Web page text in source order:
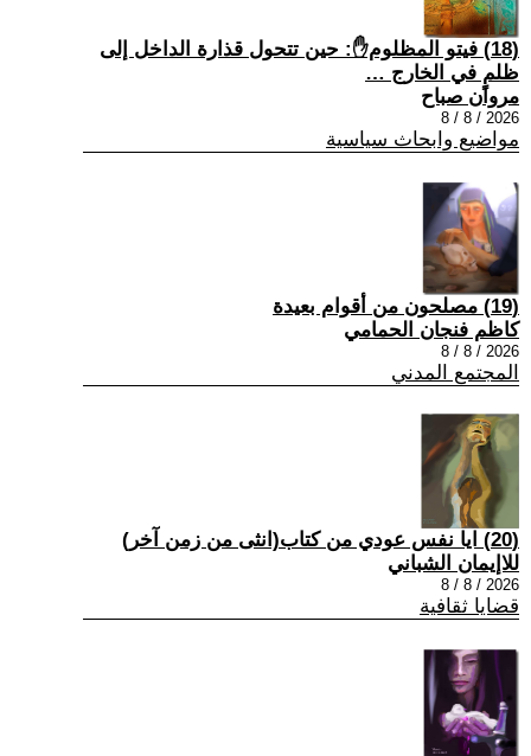
(18) فيتو المظلوم✋: حين تتحول قذارة الداخل إلى
ظلمٍ في الخارج …
مروان صباح
2026 / 8 / 8
مواضيع وابحاث سياسية
(19) مصلحون من أقوام بعيدة
كاظم فنجان الحمامي
2026 / 8 / 8
المجتمع المدني
(20) ايا نفس عودي من كتاب(انثى من زمن آخر)
للاإيمان الشباني
2026 / 8 / 8
قضايا ثقافية